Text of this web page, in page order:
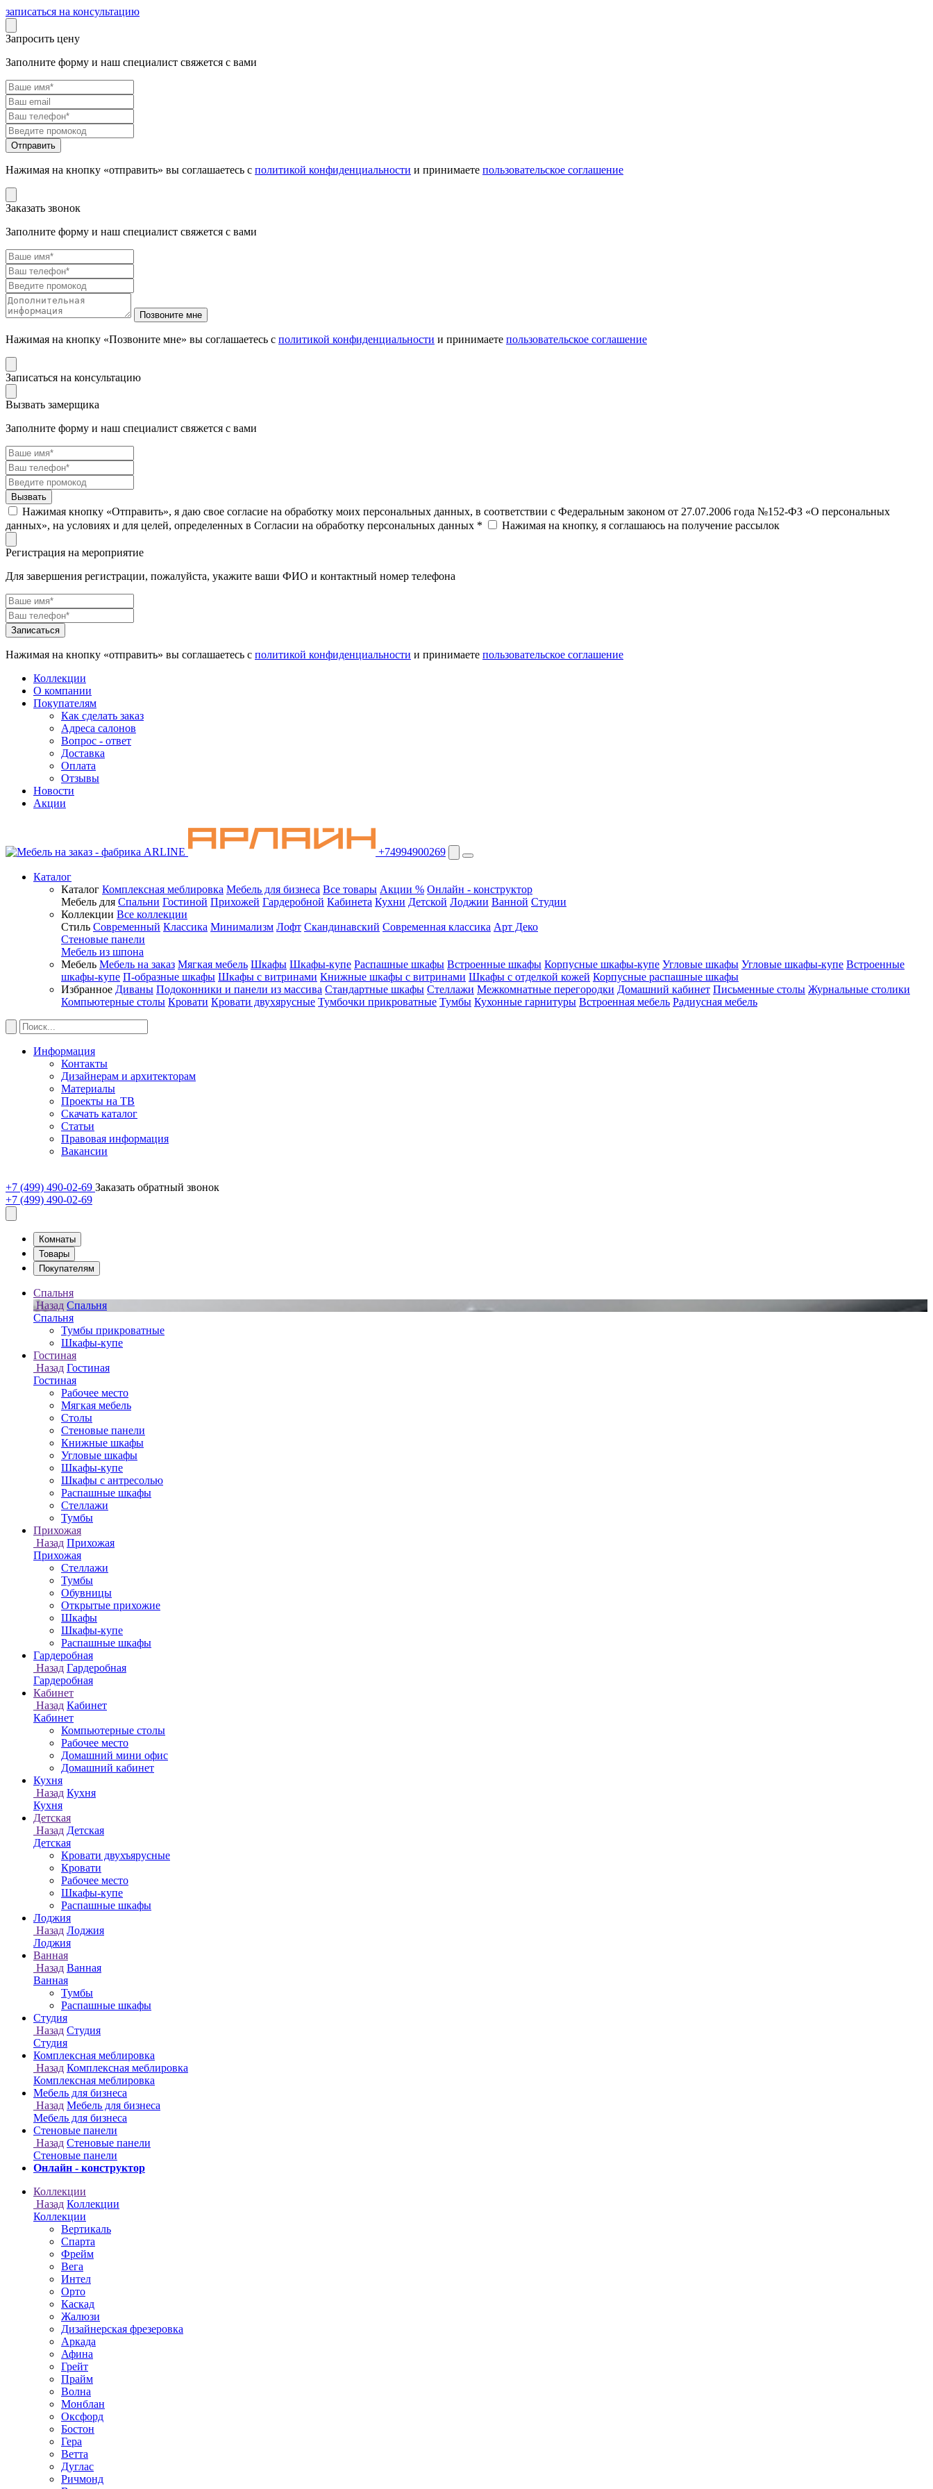
записаться на консультацию
Запросить цену
Заполните форму и наш специалист свяжется с вами
Нажимая на кнопку «отправить» вы соглашаетесь с политикой конфиденциальности и принимаете пользовательское соглашение
Заказать звонок
Заполните форму и наш специалист свяжется с вами
Нажимая на кнопку «Позвоните мне» вы соглашаетесь с политикой конфиденциальности и принимаете пользовательское соглашение
Записаться на консультацию
Вызвать замерщика
Заполните форму и наш специалист свяжется с вами
Нажимая кнопку «Отправить», я даю свое согласие на обработку моих персональных данных, в соответствии с Федеральным законом от 27.07.2006 года №152-ФЗ «О персональных
данных», на условиях и для целей, определенных в Согласии на обработку персональных данных *
Нажимая на кнопку, я соглашаюсь на получение рассылок
Регистрация на мероприятие
Для завершения регистрации, пожалуйста, укажите ваши ФИО и контактный номер телефона
Нажимая на кнопку «отправить» вы соглашаетесь с политикой конфиденциальности и принимаете пользовательское соглашение
Коллекции
О компании
Покупателям
Как сделать заказ
Адреса салонов
Вопрос - ответ
Доставка
Оплата
Отзывы
Новости
Акции
+74994900269
Каталог
Каталог Комплексная меблировка Мебель для бизнеса Все товары Акции % Онлайн - конструктор
Мебель для Спальни Гостиной Прихожей Гардеробной Кабинета Кухни Детской Лоджии Ванной Студии
Коллекции Все коллекции
Стиль Современный Классика Минимализм Лофт Скандинавский Современная классика Арт Деко
Стеновые панели
Мебель из шпона
Мебель Мебель на заказ Мягкая мебель Шкафы Шкафы-купе Распашные шкафы Встроенные шкафы Корпусные шкафы-купе Угловые шкафы Угловые шкафы-купе Встроенные
шкафы-купе П-образные шкафы Шкафы с витринами Книжные шкафы с витринами Шкафы c отделкой кожей Корпусные распашные шкафы
Избранное Диваны Подоконники и панели из массива Стандартные шкафы Стеллажи Межкомнатные перегородки Домашний кабинет Письменные столы Журнальные столики
Компьютерные столы Кровати Кровати двухярусные Тумбочки прикроватные Тумбы Кухонные гарнитуры Встроенная мебель Радиусная мебель
Информация
Контакты
Дизайнерам и архитекторам
Материалы
Проекты на ТВ
Скачать каталог
Статьи
Правовая информация
Вакансии
+7 (499) 490-02-69 Заказать обратный звонок
+7 (499) 490-02-69
Онлайн - конструктор